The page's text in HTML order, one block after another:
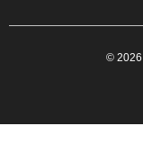
© 2026